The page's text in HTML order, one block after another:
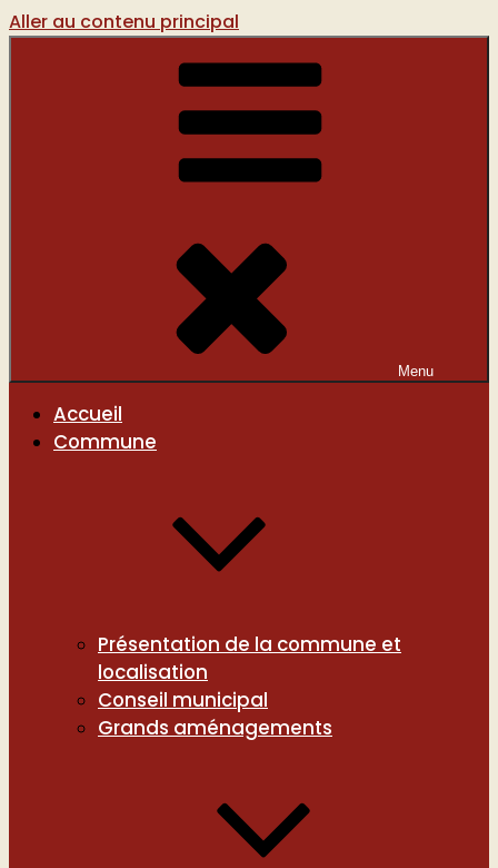
Aller au contenu principal
Menu
Accueil
Commune
Présentation de la commune et
localisation
Conseil municipal
Grands aménagements